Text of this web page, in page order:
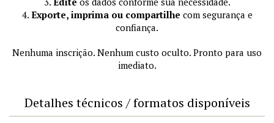
4. Exporte, imprima ou compartilhe com segurança e
confiança.
Nenhuma inscrição. Nenhum custo oculto. Pronto para uso
imediato.
Detalhes técnicos / formatos disponíveis